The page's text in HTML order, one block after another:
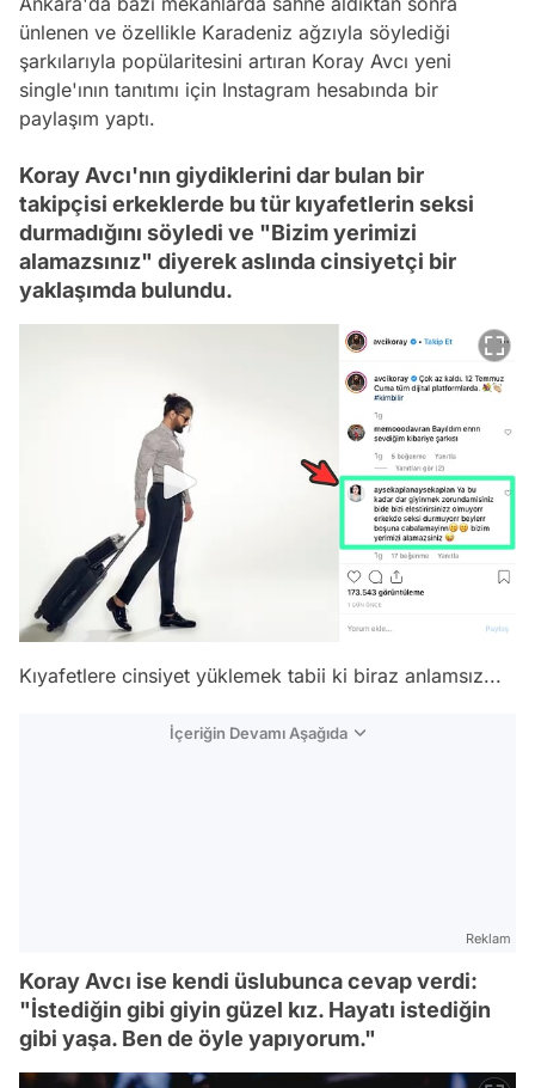
ünlenen ve özellikle Karadeniz ağzıyla söylediği
şarkılarıyla popülaritesini artıran Koray Avcı yeni
single'ının tanıtımı için Instagram hesabında bir
paylaşım yaptı.
Koray Avcı'nın giydiklerini dar bulan bir
takipçisi erkeklerde bu tür kıyafetlerin seksi
durmadığını söyledi ve "Bizim yerimizi
alamazsınız" diyerek aslında cinsiyetçi bir
yaklaşımda bulundu.
Kıyafetlere cinsiyet yüklemek tabii ki biraz anlamsız...
İçeriğin Devamı Aşağıda
Reklam
Koray Avcı ise kendi üslubunca cevap verdi:
"İstediğin gibi giyin güzel kız. Hayatı istediğin
gibi yaşa. Ben de öyle yapıyorum."